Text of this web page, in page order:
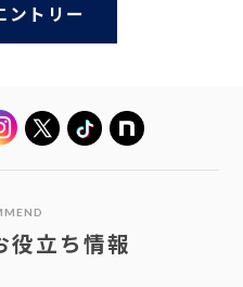
ントリー
役立ち情報